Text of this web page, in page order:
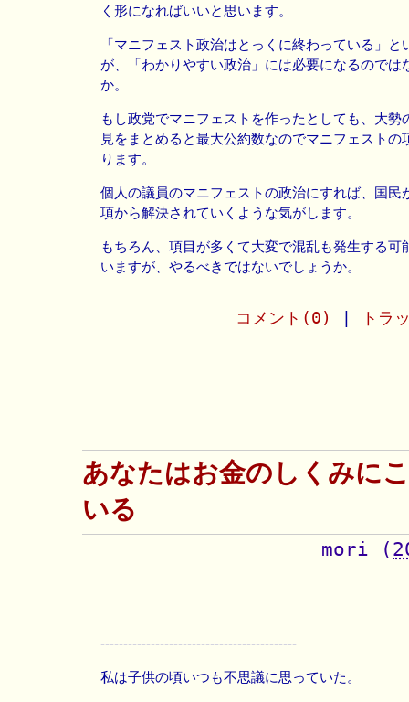
く形になればいいと思います。
「マニフェスト政治はとっくに終わっている」と
が、「わかりやすい政治」には必要になるのでは
か。
もし政党でマニフェストを作ったとしても、大勢
見をまとめると最大公約数なのでマニフェストの
ります。
個人の議員のマニフェストの政治にすれば、国民
項から解決されていくような気がします。
もちろん、項目が多くて大変で混乱も発生する可
いますが、やるべきではないでしょうか。
コメント(0) トラ
あなたはお金のしくみに
いる
mori (
-------------------------------------------
私は子供の頃いつも不思議に思っていた。